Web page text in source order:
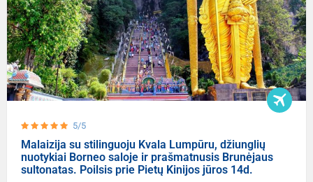
5/5
Malaizija su stilinguoju Kvala Lumpūru, džiunglių
nuotykiai Borneo saloje ir prašmatnusis Brunėjaus
sultonatas. Poilsis prie Pietų Kinijos jūros 14d.